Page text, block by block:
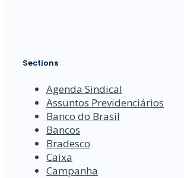
Sections
Agenda Sindical
Assuntos Previdenciários
Banco do Brasil
Bancos
Bradesco
Caixa
Campanha